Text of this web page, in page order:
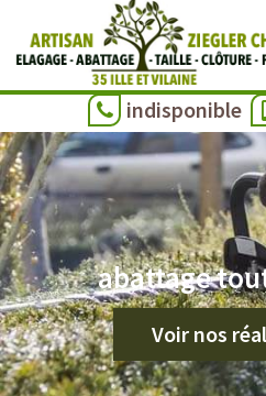
indisponible
abattage
Voir nos